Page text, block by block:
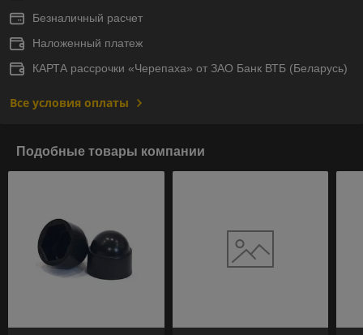
Безналичный расчет
Наложенный платеж
КАРТА рассрочки «Черепаха» от ЗАО Банк ВТБ (Беларусь)
Все условия оплаты
Подобные товары компании